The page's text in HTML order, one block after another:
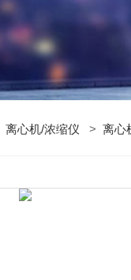
离心机/浓缩仪 > 离心